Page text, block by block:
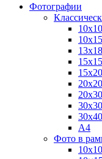
Фотографии
10х10
10х15
13х18
15х15
15х20
20х20
20х30
30х30
30х40
А4
Фото в
10х10